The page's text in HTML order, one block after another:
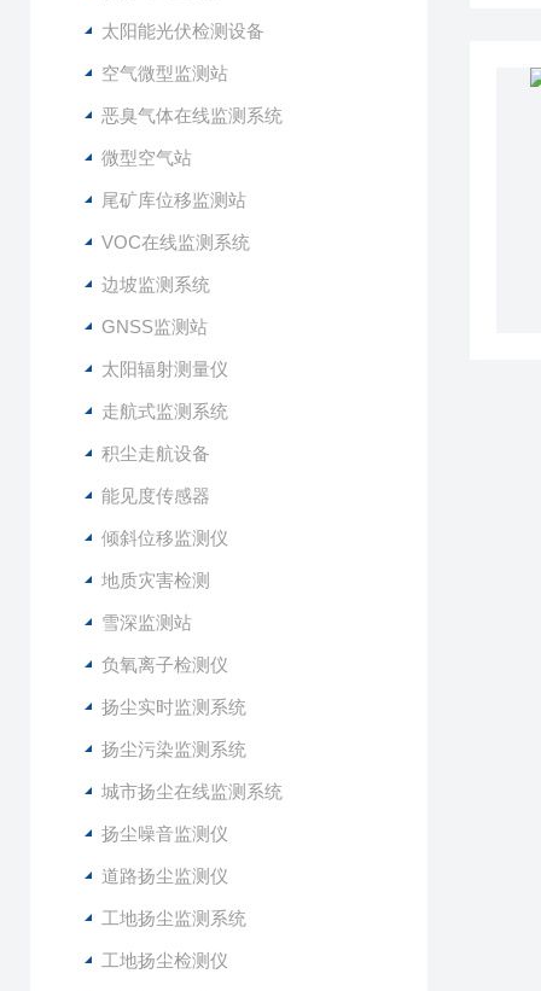
太阳能光伏检测设备
空气微型监测站
恶臭气体在线监测系统
微型空气站
尾矿库位移监测站
VOC在线监测系统
边坡监测系统
GNSS监测站
太阳辐射测量仪
走航式监测系统
积尘走航设备
能见度传感器
倾斜位移监测仪
地质灾害检测
雪深监测站
负氧离子检测仪
扬尘实时监测系统
扬尘污染监测系统
城市扬尘在线监测系统
扬尘噪音监测仪
道路扬尘监测仪
工地扬尘监测系统
工地扬尘检测仪